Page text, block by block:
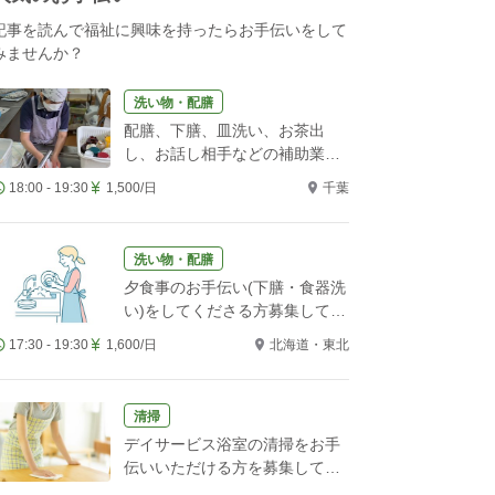
事を読んで福祉に興味を持ったらお手伝いをして
ませんか？
洗い物・配膳
配膳、下膳、皿洗い、お茶出
し、お話し相手などの補助業務
18:00 - 19:30 1,500/日 千葉
洗い物・配膳
夕食事のお手伝い(下膳・食器洗
い)をしてくださる方募集してい
17:30 - 19:30 1,600/日 北海道・東北
清掃
デイサービス浴室の清掃をお手
伝いいただける方を募集してい